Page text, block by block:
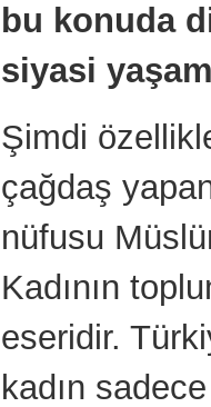
bu konuda
siyasi
Şimdi
çağdaş
nüfusu
Kadının
eseridir.
kadın